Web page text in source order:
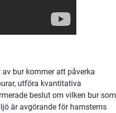
bur kommer att påverka
utföra kvantitativa
beslut om vilken bur som
är avgörande för hamsterns